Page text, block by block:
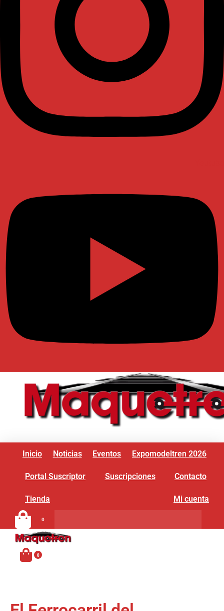
Inicio Noticias Eventos Expomodeltren 2026
Portal Suscriptor Suscripciones Contacto
Tienda Mi cuenta
Carrito
MENU